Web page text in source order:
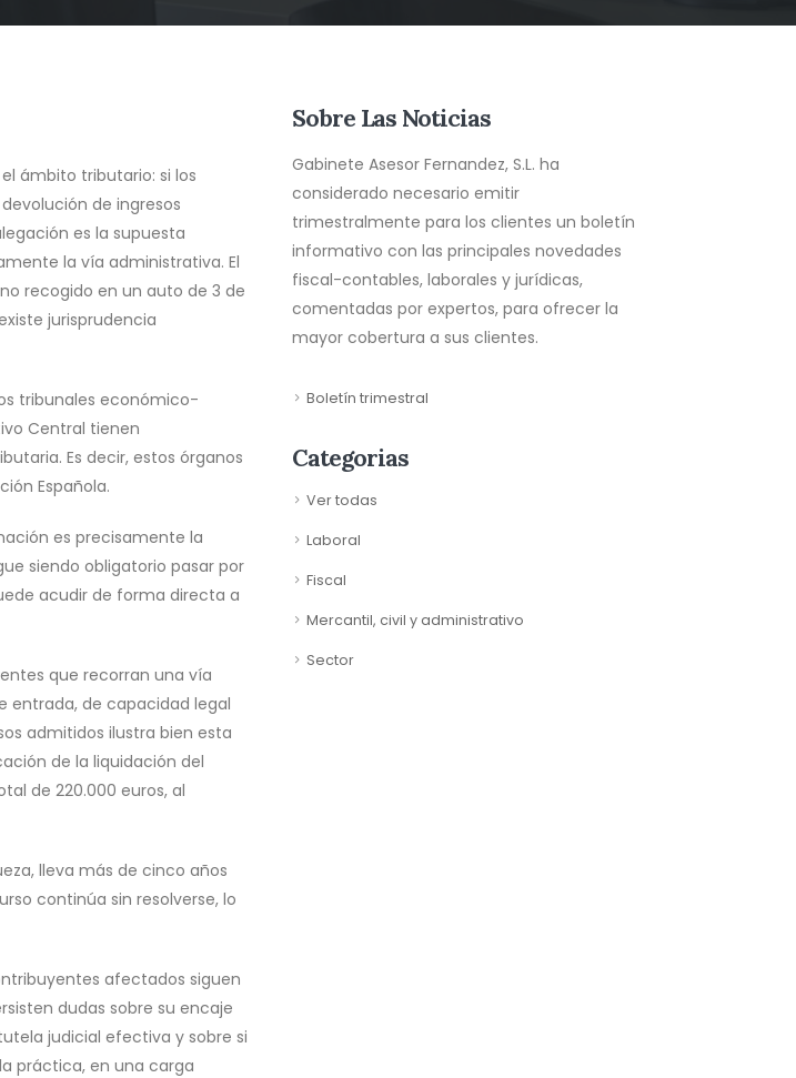
ámbito tributario: si los
de ingresos
es la supuesta
la vía administrativa. El
recogido en un auto de 3 de
jurisprudencia
tribunales económico-
Central tienen
Es decir, estos órganos
Española.
es precisamente la
siendo obligatorio pasar por
acudir de forma directa a
que recorran una vía
entrada, de capacidad legal
admitidos ilustra bien esta
de la liquidación del
de 220.000 euros, al
lleva más de cinco años
continúa sin resolverse, lo
afectados siguen
dudas sobre su encaje
judicial efectiva y sobre si
práctica, en una carga
Sobre Las Noticias
Gabinete Asesor Fernandez, S.L. ha
considerado necesario emitir
trimestralmente para los clientes un boletín
informativo con las principales novedades
fiscal-contables, laborales y jurídicas,
comentadas por expertos, para ofrecer la
mayor cobertura a sus clientes.
Boletín trimestral
Categorias
Ver todas
Laboral
Fiscal
Mercantil, civil y administrativo
Sector